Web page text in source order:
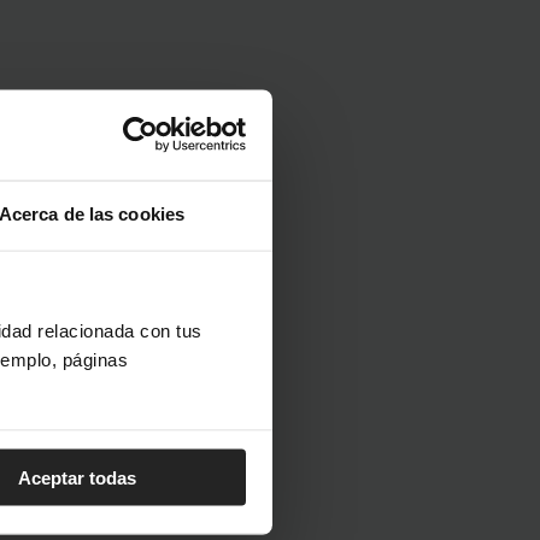
de las cookies
relacionada con tus
páginas
Aceptar todas